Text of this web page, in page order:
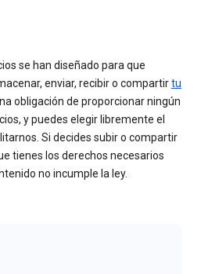
se han diseñado para que
enviar, recibir o compartirtu
obligación de proporcionar ningún
y puedes elegir libremente el
Si decides subir o compartir
tienes los derechos necesarios
no incumple la ley.